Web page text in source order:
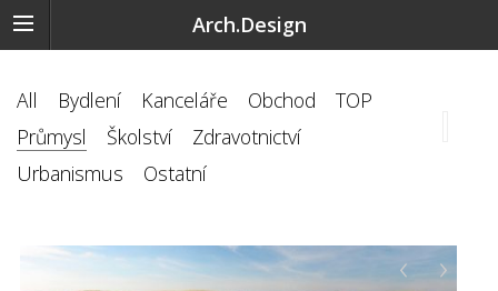
Arch.Design
All Bydlení Kanceláře Obchod
TOP
Průmysl
Školství
Zdravotnictví
Urbanismus
Ostatní
‹ ›